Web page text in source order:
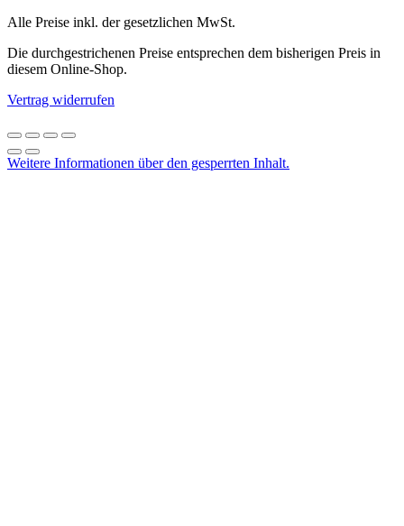
Alle Preise inkl. der gesetzlichen MwSt.
Die durchgestrichenen Preise entsprechen dem bisherigen Preis in
diesem Online-Shop.
Vertrag widerrufen
Weitere Informationen über den gesperrten Inhalt.